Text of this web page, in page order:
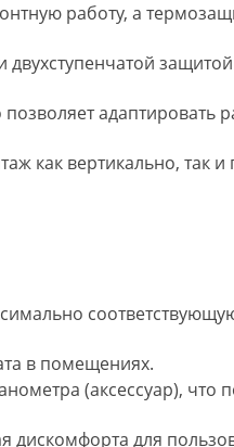
работу, а
защитой
адаптировать
как вертикально, так и
в помещениях.
(аксессуар), что
дискомфорта для